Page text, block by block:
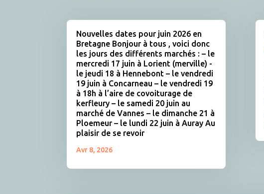
Nouvelles dates pour juin 2026 en
Bretagne Bonjour à tous , voici donc
les jours des différents marchés : – le
mercredi 17 juin à Lorient (merville) -
le jeudi 18 à Hennebont – le vendredi
19 juin à Concarneau – le vendredi 19
à 18h à l’aire de covoiturage de
kerfleury – le samedi 20 juin au
marché de Vannes – le dimanche 21 à
Ploemeur – le lundi 22 juin à Auray Au
plaisir de se revoir
Avr 8, 2026